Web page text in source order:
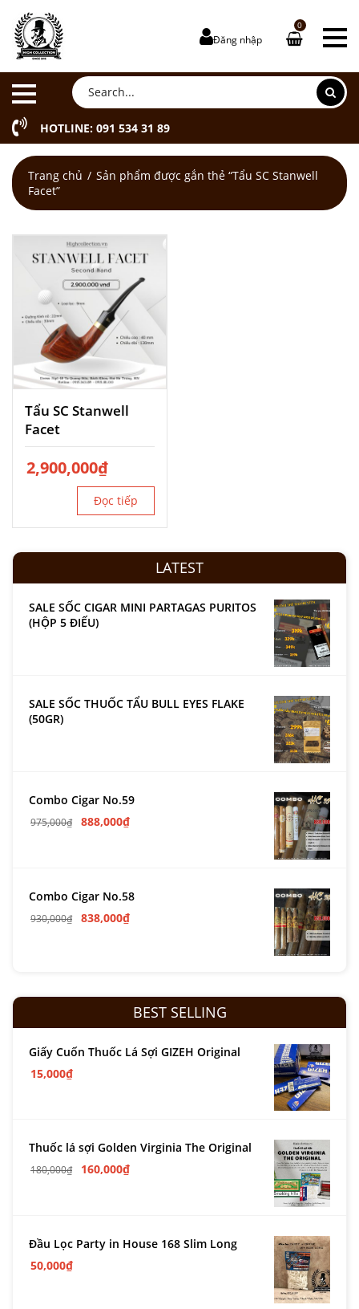
Đăng nhập
0
HOTLINE: 091 534 31 89
Trang chủ
Sản phẩm được gắn thẻ “Tẩu SC Stanwell
Facet”
Tẩu SC Stanwell
Facet
2,900,000₫
Đọc tiếp
LATEST
SALE SỐC CIGAR MINI PARTAGAS PURITOS
(HỘP 5 ĐIẾU)
SALE SỐC THUỐC TẨU BULL EYES FLAKE
(50GR)
Combo Cigar No.59
975,000₫ 888,000₫
Combo Cigar No.58
930,000₫ 838,000₫
BEST SELLING
Giấy Cuốn Thuốc Lá Sợi GIZEH Original
15,000₫
Thuốc lá sợi Golden Virginia The Original
180,000₫ 160,000₫
Đầu Lọc Party in House 168 Slim Long
50,000₫